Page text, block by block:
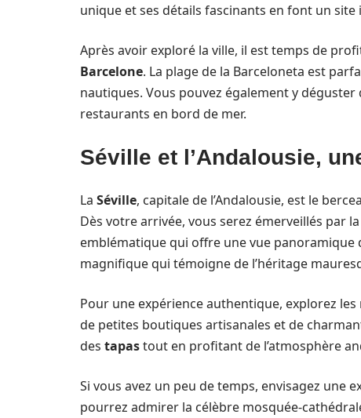
unique et ses détails fascinants en font un
Après avoir exploré la ville, il est temps de
Barcelone. La plage de la Barceloneta est
nautiques. Vous pouvez également y
restaurants en bord de mer.
Séville et l’Andalousie,
La Séville, capitale de l’Andalousie, est le
Dès votre arrivée, vous serez émerveillés par la
emblématique qui offre une vue panoramique
magnifique qui témoigne de l’héritage
Pour une expérience authentique, explorez
de petites boutiques artisanales et de
des tapastout en profitant de l’atmosphère
Si vous avez un peu de temps, envisagez une
pourrez admirer la célèbre mosquée-